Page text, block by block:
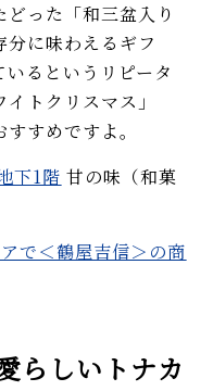
った「和三盆入り
に味わえるギフ
るというリピータ
トクリスマス」
すめですよ。
下1階 甘の味（和菓
で＜鶴屋吉信＞の商
らしいトナカ